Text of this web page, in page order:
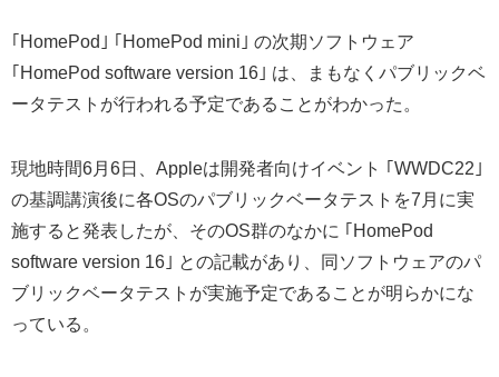
｢HomePod｣ ｢HomePod mini｣ の次期ソフトウェア
｢HomePod software version 16｣ は、まもなくパブリックベ
ータテストが行われる予定であることがわかった。
現地時間6月6日、Appleは開発者向けイベント ｢WWDC22｣
の基調講演後に各OSのパブリックベータテストを7月に実
施すると発表したが、そのOS群のなかに ｢HomePod
software version 16｣ との記載があり、同ソフトウェアのパ
ブリックベータテストが実施予定であることが明らかにな
っている。